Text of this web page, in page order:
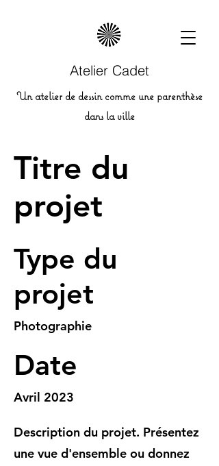
Atelier Cadet
Un atelier de dessin comme une parenthèse
dans la ville
Titre du
projet
Type du
projet
Photographie
Date
Avril 2023
Description du projet. Présentez
une vue d'ensemble ou donnez